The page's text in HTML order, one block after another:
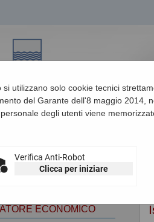
si utilizzano solo cookie tecnici
del Garante dell'8 maggio 2014,
degli utenti viene
Verifica Anti-Robot
Clicca per iniziare
ECONOMICO